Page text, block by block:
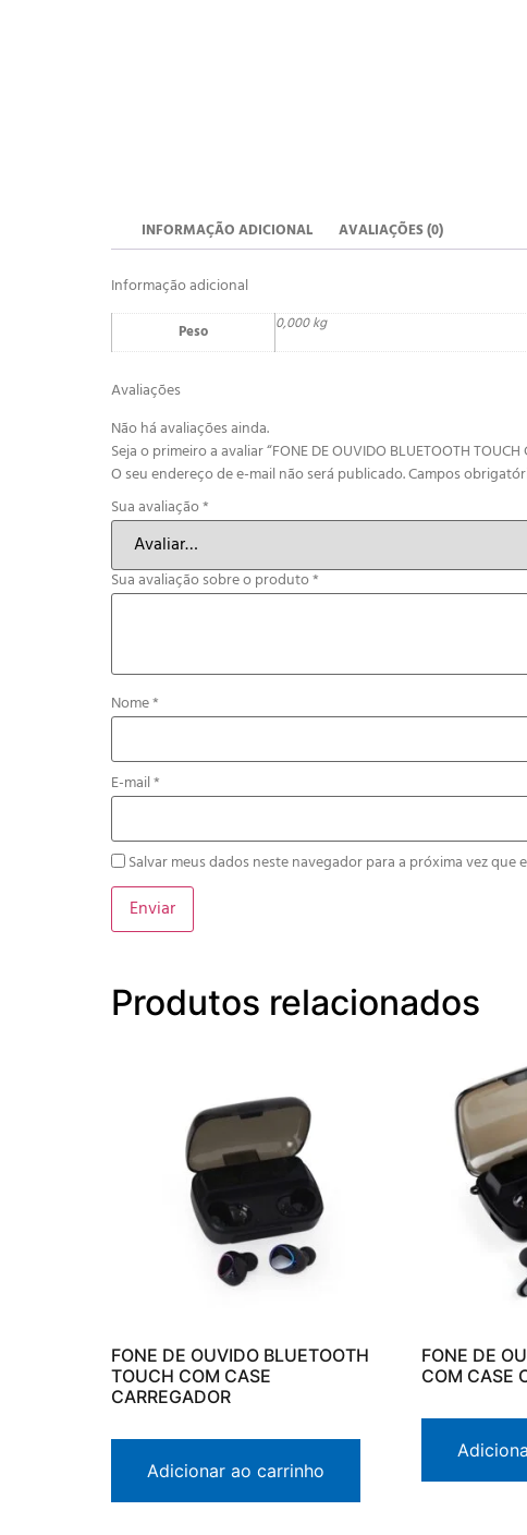
INFORMAÇÃO ADICIONAL AVALIAÇÕES (0)
Informação adicional
Peso 0,000 kg
Avaliações
Não há avaliações ainda.
Seja o primeiro a avaliar “FONE DE OUVIDO BLUETOOTH TOUCH
O seu endereço de e-mail não será publicado.Campos
Sua avaliação*
Sua avaliação sobre o produto*
Nome*
E-mail*
Salvar meus dados neste navegador para a próxima vez que
Produtos relacionados
FONE DE OUVIDO BLUETOOTH
TOUCH COM CASE
CARREGADOR
Adicionar ao carrinho
FONE DE
COM CASE